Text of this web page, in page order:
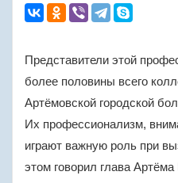
Представители этой
более половины всего
Артёмовской городской
Их профессионализм,
играют важную роль при
этом говорил глава